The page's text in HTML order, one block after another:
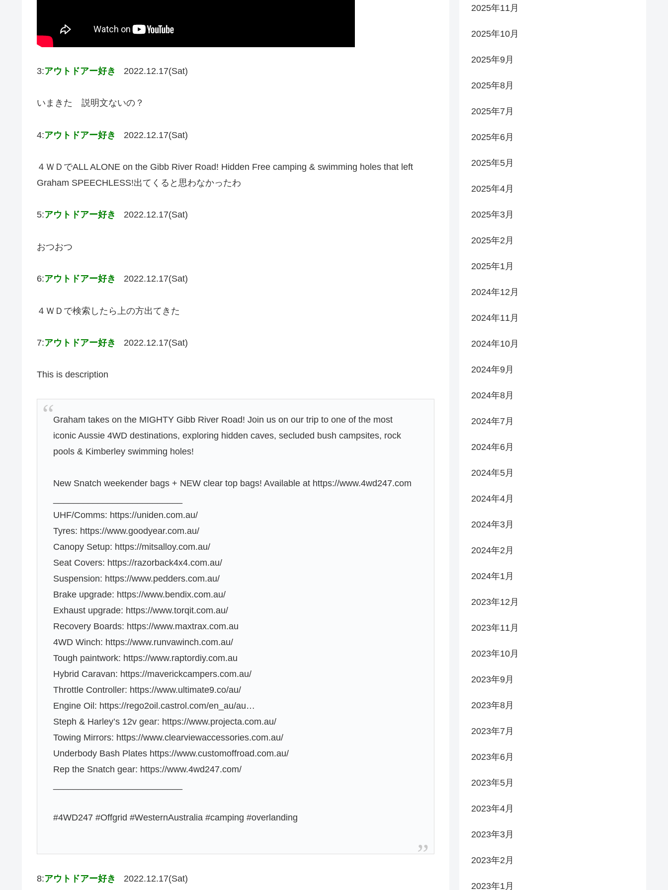
3:アウトドアー好き 2022.12.17(Sat)
いまきた 説明文ないの？
4:アウトドアー好き 2022.12.17(Sat)
４ＷＤでALL ALONE on the Gibb River Road! Hidden Free camping & swimming holes that left
Graham SPEECHLESS!出てくると思わなかったわ
5:アウトドアー好き 2022.12.17(Sat)
おつおつ
6:アウトドアー好き 2022.12.17(Sat)
４ＷＤで検索したら上の方出てきた
7:アウトドアー好き 2022.12.17(Sat)
This is description
Graham takes on the MIGHTY Gibb River Road! Join us on our trip to one of the most
iconic Aussie 4WD destinations, exploring hidden caves, secluded bush campsites, rock
pools & Kimberley swimming holes!
New Snatch weekender bags + NEW clear top bags! Available at https://www.4wd247.com
UHF/Comms: https://uniden.com.au/
Tyres: https://www.goodyear.com.au/
Canopy Setup: https://mitsalloy.com.au/
Seat Covers: https://razorback4x4.com.au/
Suspension: https://www.pedders.com.au/
Brake upgrade: https://www.bendix.com.au/
Exhaust upgrade: https://www.torqit.com.au/
Recovery Boards: https://www.maxtrax.com.au
4WD Winch: https://www.runvawinch.com.au/
Tough paintwork: https://www.raptordiy.com.au
Hybrid Caravan: https://maverickcampers.com.au/
Throttle Controller: https://www.ultimate9.co/au/
Engine Oil: https://rego2oil.castrol.com/en_au/au…
Steph & Harley’s 12v gear: https://www.projecta.com.au/
Towing Mirrors: https://www.clearviewaccessories.com.au/
Underbody Bash Plates https://www.customoffroad.com.au/
Rep the Snatch gear: https://www.4wd247.com/
#4WD247 #Offgrid #WesternAustralia #camping #overlanding
8:アウトドアー好き 2022.12.17(Sat)
2025年11月
2025年10月
2025年9月
2025年8月
2025年7月
2025年6月
2025年5月
2025年4月
2025年3月
2025年2月
2025年1月
2024年12月
2024年11月
2024年10月
2024年9月
2024年8月
2024年7月
2024年6月
2024年5月
2024年4月
2024年3月
2024年2月
2024年1月
2023年12月
2023年11月
2023年10月
2023年9月
2023年8月
2023年7月
2023年6月
2023年5月
2023年4月
2023年3月
2023年2月
2023年1月